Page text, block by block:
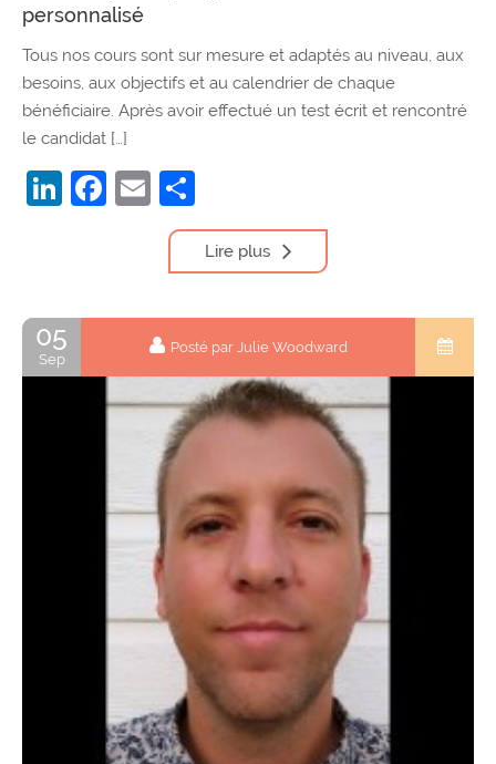
personnalisé
Tous nos cours sont sur mesure et adaptés au niveau, aux
besoins, aux objectifs et au calendrier de chaque
bénéficiaire. Après avoir effectué un test écrit et rencontré
le candidat […]
LinkedIn
Facebook
Email
Lire plus
05
Sep
Posté par Julie Woodward